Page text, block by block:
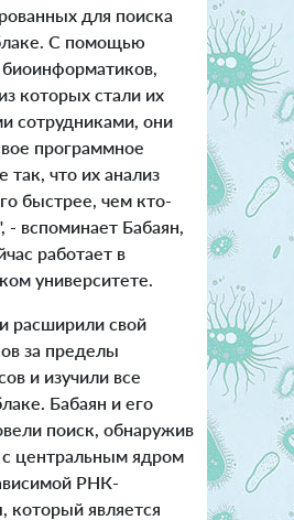
для поиска
С помощью
которых стали их
сотрудниками, они
программное
так, что их анализ
быстрее, чем кто-
- вспоминает Бабаян,
работает в
университете.
расширили свой
за пределы
и изучили все
Бабаян и его
поиск, обнаружив
центральным ядром
РНК-
который является